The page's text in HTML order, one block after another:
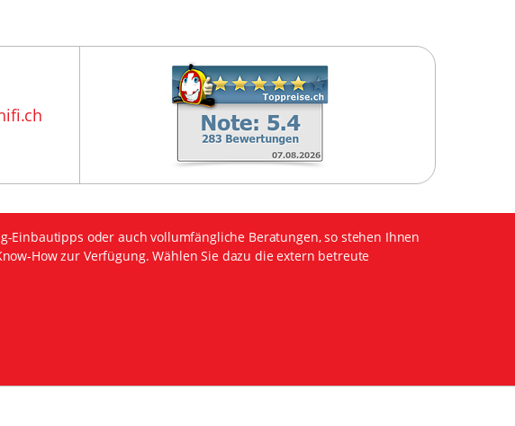
Einbautipps oder auch vollumfängliche Beratungen, so stehen Ihnen
How zur Verfügung. Wählen Sie dazu die extern betreute